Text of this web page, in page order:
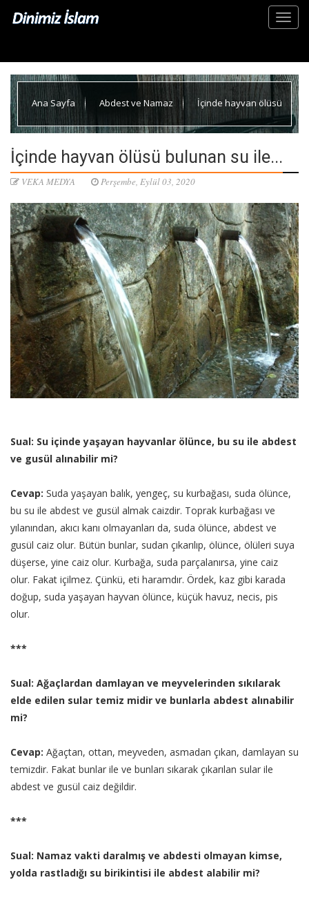
Ana Sayfa Abdest ve Namaz İçinde hayvan ölüsü
İçinde hayvan ölüsü bulunan su ile...
VEKA MEDYA Perşembe, Eylül 03, 2020
Sual: Su içinde yaşayan hayvanlar ölünce, bu su ile abdest
ve gusül alınabilir mi?
Cevap: Suda yaşayan balık, yengeç, su kurbağası, suda ölünce,
bu su ile abdest ve gusül almak caizdir. Toprak kurbağası ve
yılanından, akıcı kanı olmayanları da, suda ölünce, abdest ve
gusül caiz olur. Bütün bunlar, sudan çıkarılıp, ölünce, ölüleri suya
düşerse, yine caiz olur. Kurbağa, suda parçalanırsa, yine caiz
olur. Fakat içilmez. Çünkü, eti haramdır. Ördek, kaz gibi karada
doğup, suda yaşayan hayvan ölünce, küçük havuz, necis, pis
olur.
***
Sual: Ağaçlardan damlayan ve meyvelerinden sıkılarak
elde edilen sular temiz midir ve bunlarla abdest alınabilir
mi?
Cevap: Ağaçtan, ottan, meyveden, asmadan çıkan, damlayan su
temizdir. Fakat bunlar ile ve bunları sıkarak çıkarılan sular ile
abdest ve gusül caiz değildir.
***
Sual: Namaz vakti daralmış ve abdesti olmayan kimse,
yolda rastladığı su birikintisi ile abdest alabilir mi?